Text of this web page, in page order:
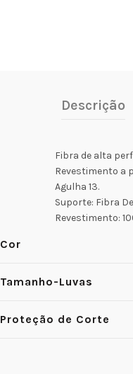
Descrição
Fibra de alta
Revestimento a
Agulha 13.
Suporte: Fibra
Revestimento:
Cor
Tamanho-Luvas
Proteção de Corte